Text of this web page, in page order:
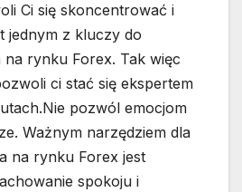
Ci się skoncentrować i
jednym z kluczy do
na rynku Forex. Tak więc
ci stać się ekspertem
pozwól emocjom
Ważnym narzędziem dla
na rynku Forex jest
spokoju i